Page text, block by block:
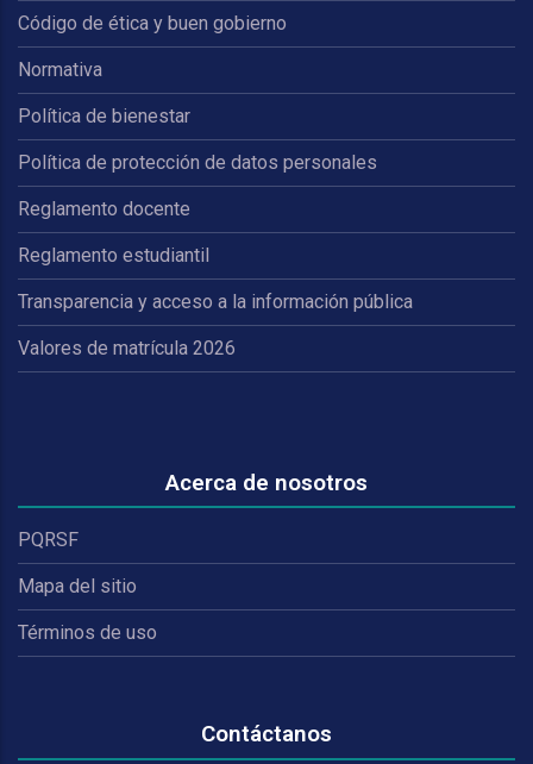
Código de ética y buen gobierno
Normativa
Política de bienestar
Política de protección de datos personales
Reglamento docente
Reglamento estudiantil
Transparencia y acceso a la información pública
Valores de matrícula 2026
Acerca de nosotros
PQRSF
Mapa del sitio
Términos de uso
Contáctanos